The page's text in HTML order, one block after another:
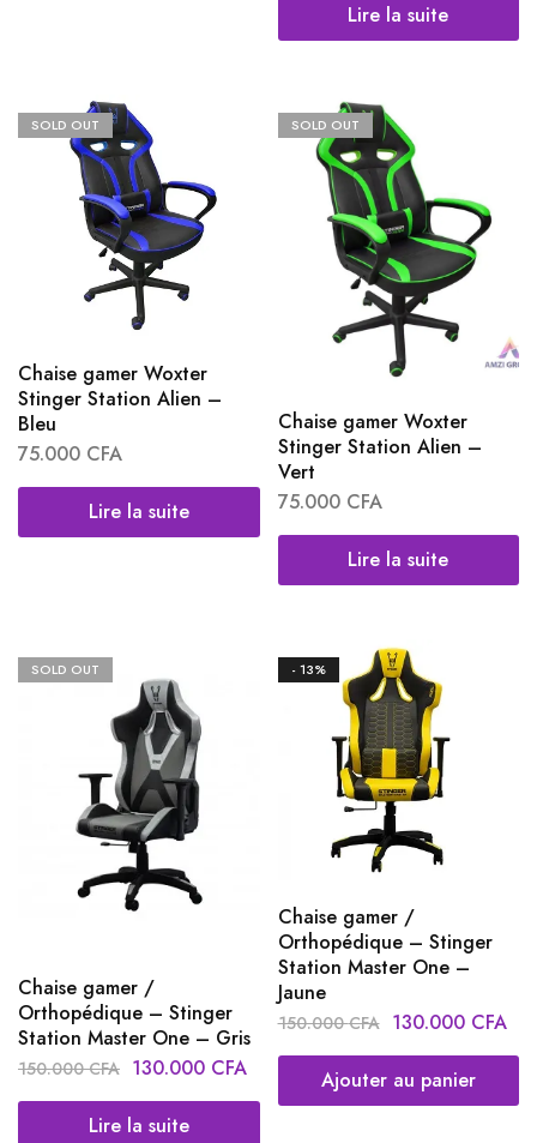
Lire la suite
SOLD OUT
Chaise gamer Woxter
Stinger Station Alien –
Bleu
75.000 CFA
Lire la suite
SOLD OUT
Chaise gamer Woxter
Stinger Station Alien –
Vert
75.000 CFA
Lire la suite
SOLD OUT
Chaise gamer /
Orthopédique – Stinger
Station Master One – Gris
150.000CFA 130.000 CFA
Lire la suite
- 13%
Chaise gamer /
Orthopédique – Stinger
Station Master One –
Jaune
150.000CFA 130.000 CFA
Ajouter au panier